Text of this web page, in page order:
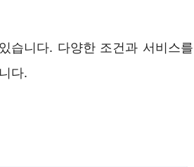
습니다. 다양한 조건과 서비스를
다.